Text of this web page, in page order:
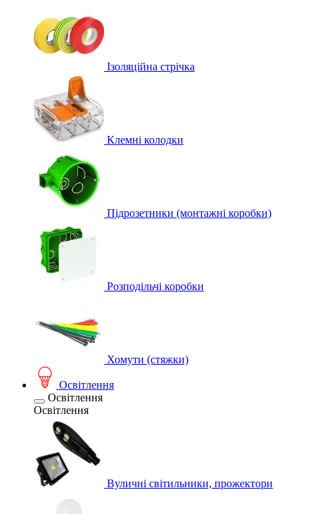
Ізоляційна стрічка
Клемні колодки
Підрозетники (монтажні коробки)
Розподільчі коробки
Хомути (стяжки)
Освітлення
Освітлення
Освітлення
Вуличні світильники, прожектори